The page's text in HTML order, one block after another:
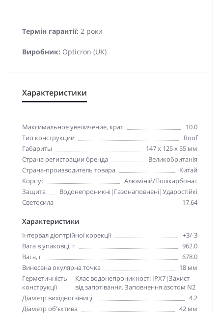
Термін гарантії: 2 роки
Виробник: Opticron (UK)
Характеристики
Максимальное увеличение, крат
10.0
Тип конструкции
Roof
Габариты
147 x 125 x 55 мм
Страна регистрации бренда
Великобританія
Страна-производитель товара
Китай
Корпус
Алюміній/Полікарбонат
Защита
Водонепроникні|Газонаповнені|Ударостійкі
Светосила
17.64
Характеристики
Інтервал діоптрійної корекції
+3/-3
Вага в упаковці, г
962.0
Вага, г
678.0
Винесена окулярна точка
18 мм
Герметичність
конструкції
Клас водонепроникності IPX7|Захист
від запотівання. Заповнення азотом N2
Діаметр вихідної зіниці
4.2
Діаметр об'єктива
42 мм